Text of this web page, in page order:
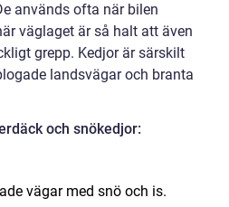
används ofta när bilen
väglaget är så halt att även
grepp. Kedjor är särskilt
landsvägar och branta
och snökedjor:
vägar med snö och is.